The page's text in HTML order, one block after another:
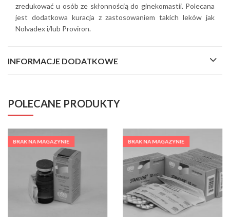
zredukować u osób ze skłonnością do ginekomastii. Polecana
jest dodatkowa kuracja z zastosowaniem takich leków jak
Nolvadex i/lub Proviron.
INFORMACJE DODATKOWE
POLECANE PRODUKTY
BRAK NA MAGAZYNIE BRAK NA MAGAZYNIE